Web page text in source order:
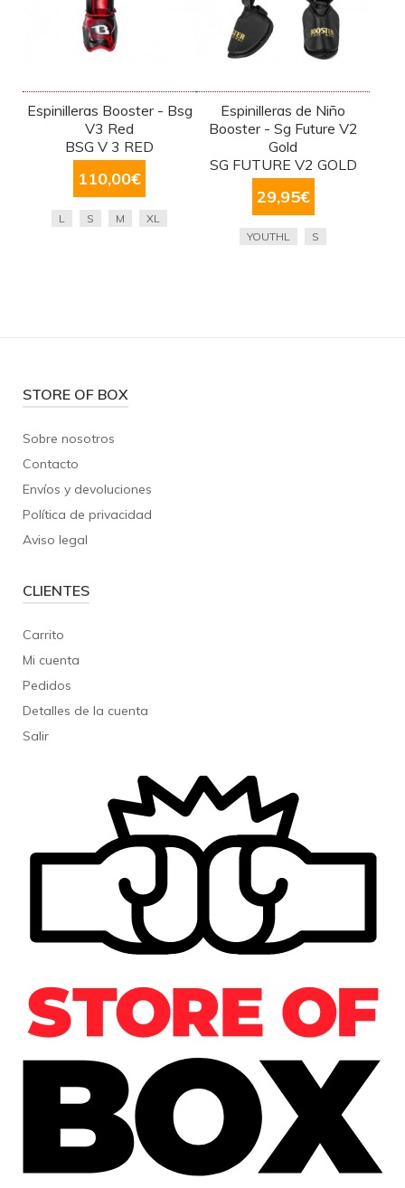
Espinilleras Booster - Bsg
V3 Red
BSG V 3 RED
110,00€
L S M XL
Espinilleras de Niño
Booster - Sg Future V2
Gold
SG FUTURE V2 GOLD
29,95€
YOUTHL S
STORE OF BOX
Sobre nosotros
Contacto
Envíos y devoluciones
Política de privacidad
Aviso legal
CLIENTES
Carrito
Mi cuenta
Pedidos
Detalles de la cuenta
Salir